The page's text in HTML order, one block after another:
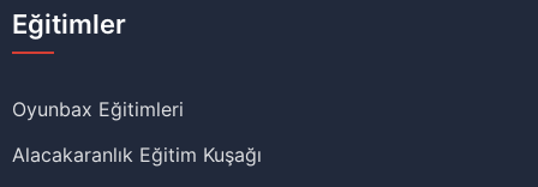
Eğitimler
Oyunbax Eğitimleri
Alacakaranlık Eğitim Kuşağı